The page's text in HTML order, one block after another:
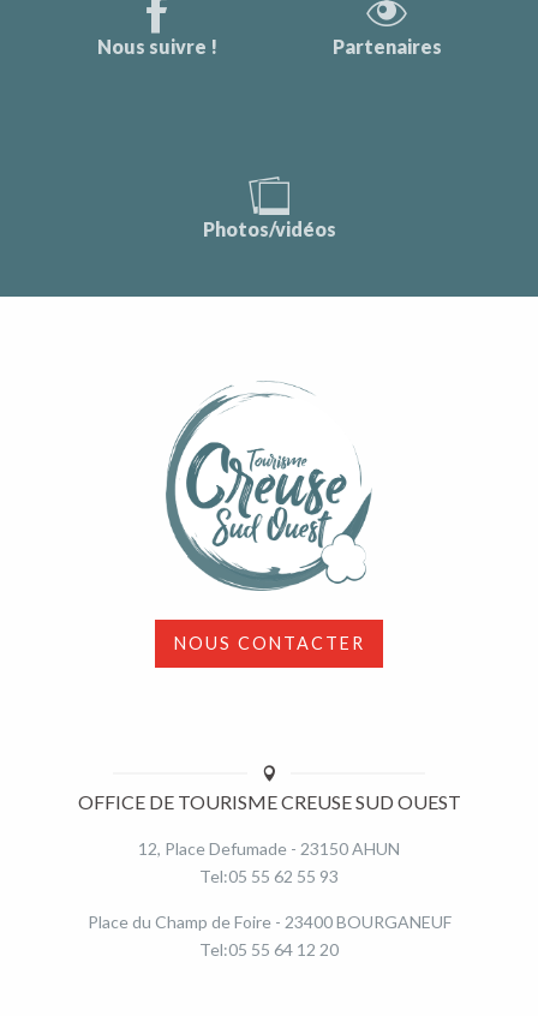
Nous suivre ! Partenaires
Photos/vidéos
NOUS CONTACTER
OFFICE DE TOURISME CREUSE SUD OUEST
12, Place Defumade - 23150 AHUN
Tel:05 55 62 55 93
Place du Champ de Foire - 23400 BOURGANEUF
Tel:05 55 64 12 20